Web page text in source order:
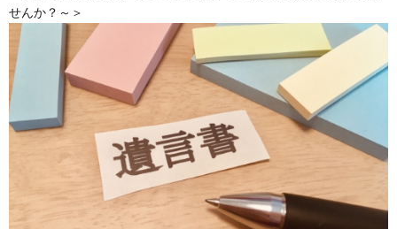
せんか？～＞